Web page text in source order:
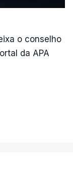
o conselho
da APA